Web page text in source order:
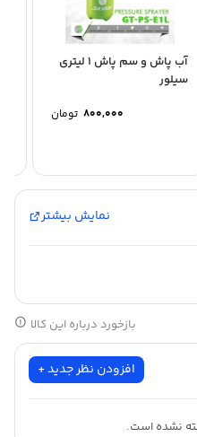
آب پاش و سم پاش 1 لیتری
سیلور
800,000 تومان
نمایش بیشتر
بازخورد درباره این کالا
افزودن نظر جدید +
نشده است.